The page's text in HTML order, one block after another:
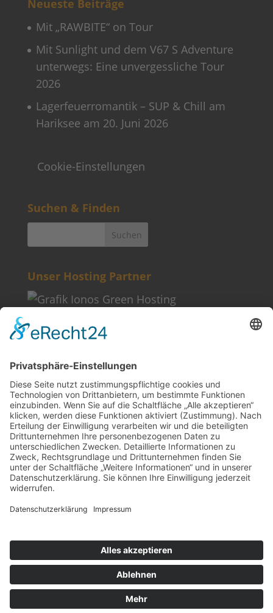
Neueste Beiträge
Mit „RAWBITE“ on Tour
Mit Sunlight und dem V67 S Adventure
unterwegs: Eine unvergessliche Tour
2026
Lagerfeuerromantik – SUP & Chill am
Hariksee am 20. Juni 2026
Cookie-Einstellungen
Suchen & Finden
Unser Hosting Partner
Weitere Informationen
Kontakt
Newsletter
FAQ
Schlagworte
Datenschutz
Impressum
Copyright © 2022–2026 Paddeln macht
Spass by 2increase. Alle Rechte